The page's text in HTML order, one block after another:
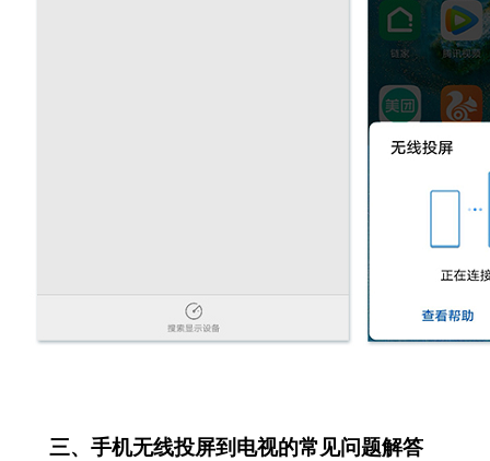
三、手机无线投屏到电视的常见问题解答